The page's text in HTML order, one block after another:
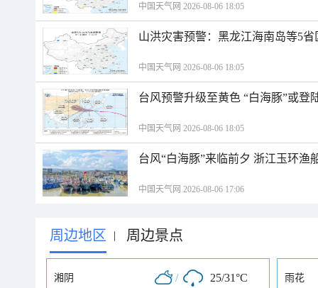
中国天气网 2026-08-06 18:05
山洪灾害预警：黑龙江海南岛等5
中国天气网 2026-08-06 18:05
台风预警升级至黄色 “白海豚”或登
中国天气网 2026-08-06 18:05
台风“白海豚”来临前夕 浙江玉环渔
中国天气网 2026-08-06 17:06
周边地区 | 周边景点
湘阴 / 25/31°C 雨花